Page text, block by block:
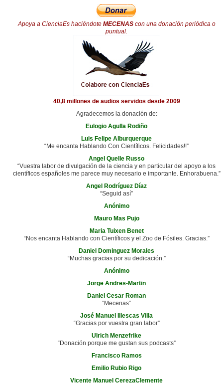
Apoya a CienciaEs haciéndote MECENAScon una donación periódica o
puntual.
40,8 millones de audios servidos desde 2009
Agradecemos la donación de:
Eulogio Agulla Rodiño
Luis Felipe Alburquerque
“Me encanta Hablando Con Científicos. Felicidades!!”
Angel Quelle Russo
“Vuestra labor de divulgación de la ciencia y en particular del apoyo a los
científicos españoles me parece muy necesario e importante. Enhorabuena.”
Angel Rodríguez Díaz
“Seguid así”
Anónimo
Mauro Mas Pujo
Maria Tuixen Benet
“Nos encanta Hablando con Científicos y el Zoo de Fósiles. Gracias.”
Daniel Dominguez Morales
“Muchas gracias por su dedicación.”
Anónimo
Jorge Andres-Martin
Daniel Cesar Roman
“Mecenas”
José Manuel Illescas Villa
“Gracias por vuestra gran labor”
Ulrich Menzefrike
“Donación porque me gustan sus podcasts”
Francisco Ramos
Emilio Rubio Rigo
Vicente Manuel CerezaClemente